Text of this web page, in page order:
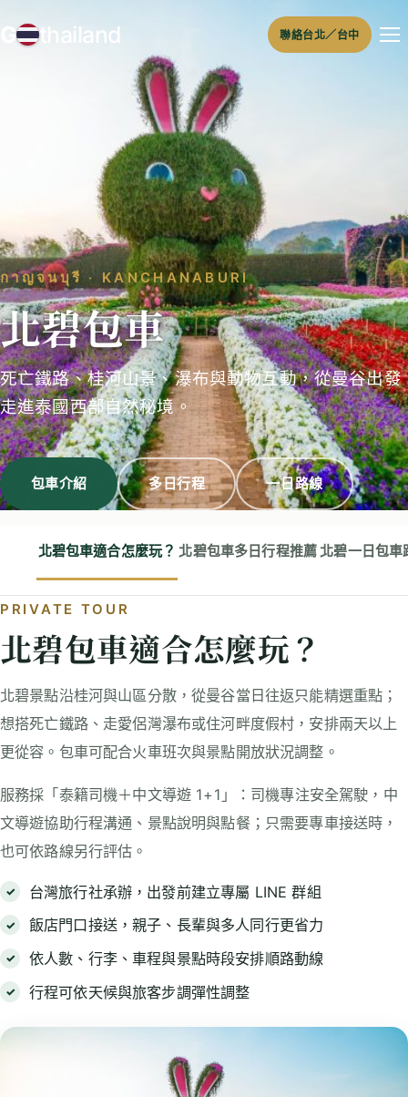
G thailand 聯絡台北／台中
กาญจนบุรี ‧ KANCHANABURI
北碧包車
死亡鐵路、桂河山景、瀑布與動物互動，從曼谷出發
走進泰國西部自然秘境。
包車介紹 多日行程 一日路線
北碧包車適合怎麼玩？ 北碧包車多日行程推薦 北碧一日包車
PRIVATE TOUR
北碧包車適合怎麼玩？
北碧景點沿桂河與山區分散，從曼谷當日往返只能精選重點；
想搭死亡鐵路、走愛侶灣瀑布或住河畔度假村，安排兩天以上
更從容。包車可配合火車班次與景點開放狀況調整。
服務採「泰籍司機＋中文導遊 1+1」：司機專注安全駕駛，中
文導遊協助行程溝通、景點說明與點餐；只需要專車接送時，
也可依路線另行評估。
台灣旅行社承辦，出發前建立專屬 LINE 群組
飯店門口接送，親子、長輩與多人同行更省力
依人數、行李、車程與景點時段安排順路動線
行程可依天候與旅客步調彈性調整